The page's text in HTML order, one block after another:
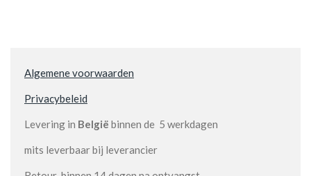
Algemene voorwaarden
Privacybeleid
Levering in België binnen de 5 werkdagen
mits leverbaar bij leverancier